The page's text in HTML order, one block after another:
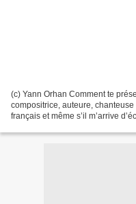
(c) Yann Orhan Comment te
compositrice, auteure,
français et même s’il m’arrive